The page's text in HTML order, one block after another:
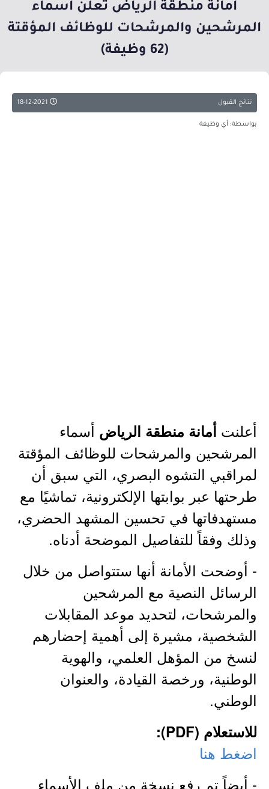
أمانة منطقة الرياض تعلن أسماء
المرشحين والمرشحات للوظائف المؤقتة
(62 وظيفة)
نتائج القبول
بواسطة: أي وظيفة
أعلنت أمانة منطقة الرياض أسماء
المرشحين والمرشحات للوظائف المؤقتة
لمراقبي التشوه البصري، التي سبق أن
طرحتها عبر بوابتها الإلكترونية، تماشيًا مع
مستهدفاتها في تحسين المشهد الحضري،
وذلك وفقاً للتفاصيل الموضحة أدناه.
- أوضحت الأمانة أنها ستتواصل من خلال
الرسائل النصية مع المرشحين
والمرشحات، لتحديد موعد المقابلات
الشخصية، مشيرة إلى أهمية إحضارهم
لنسخ من المؤهل العلمي، والهوية
الوطنية، ورخصة القيادة، والعنوان
الوطني.
للاستعلام (PDF):
اضغط هنا
- أيضاً تم رفع نسخة من ملف الأسماء